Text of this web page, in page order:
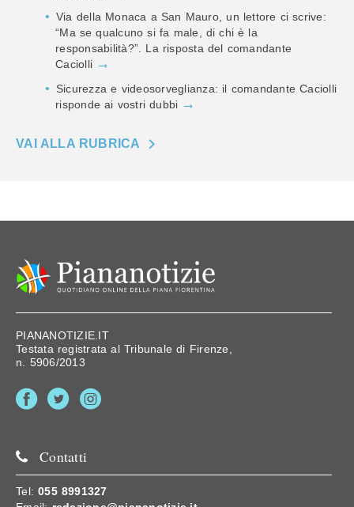
Via della Monaca a San Mauro, un lettore ci scrive:
“Ma se qualcuno si fa male, di chi è la
responsabilità?”. La risposta del comandante
Caciolli
Sicurezza e videosorveglianza: il comandante Caciolli
risponde ai vostri dubbi
VAI ALLA RUBRICA
PIANANOTIZIE.IT
Testata registrata al Tribunale di Firenze,
n. 5906/2013
Contatti
Tel:055 8991327